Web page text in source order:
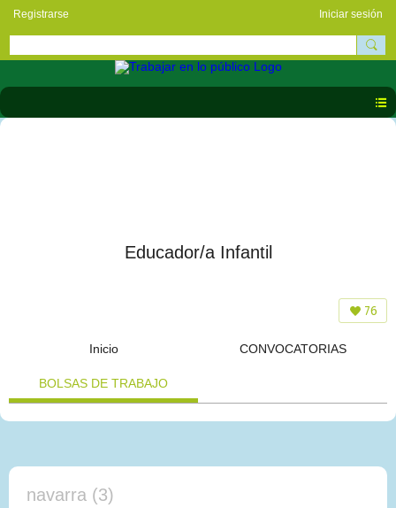
Registrarse Iniciar sesión
Educador/a Infantil
76
Inicio CONVOCATORIAS
BOLSAS DE TRABAJO
navarra (3)